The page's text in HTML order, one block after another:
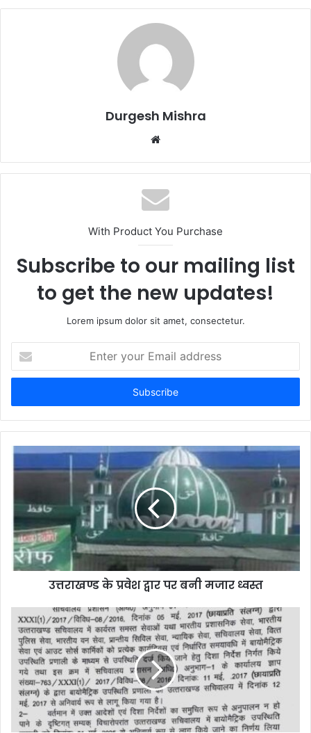
Durgesh Mishra
Website
With Product You Purchase
Subscribe to our mailing list
to get the new updates!
Lorem ipsum dolor sit amet, consectetur.
your
Email
उत्तराखण्ड के प्रवेश द्वार पर बनी मजार ध्वस्त